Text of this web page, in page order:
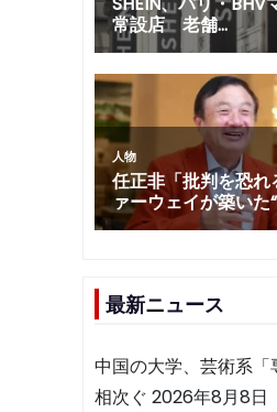
最新ニュース
中国の大学、芸術系
相次ぐ 2026年8月8日